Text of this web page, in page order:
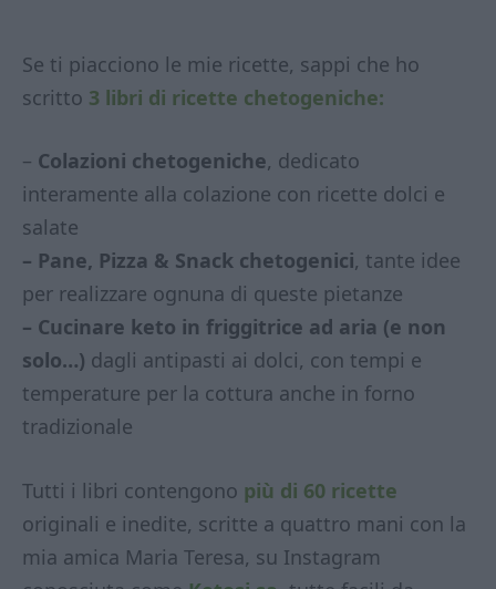
Se ti piacciono le mie ricette, sappi che ho
scritto 3 libri di ricette chetogeniche:
– Colazioni chetogeniche, dedicato
interamente alla colazione con ricette dolci e
salate
– Pane, Pizza & Snack chetogenici, tante idee
per realizzare ognuna di queste pietanze
– Cucinare keto in friggitrice ad aria (e non
solo…) dagli antipasti ai dolci, con tempi e
temperature per la cottura anche in forno
tradizionale
Tutti i libri contengono più di 60 ricette
originali e inedite, scritte a quattro mani con la
mia amica Maria Teresa, su Instagram